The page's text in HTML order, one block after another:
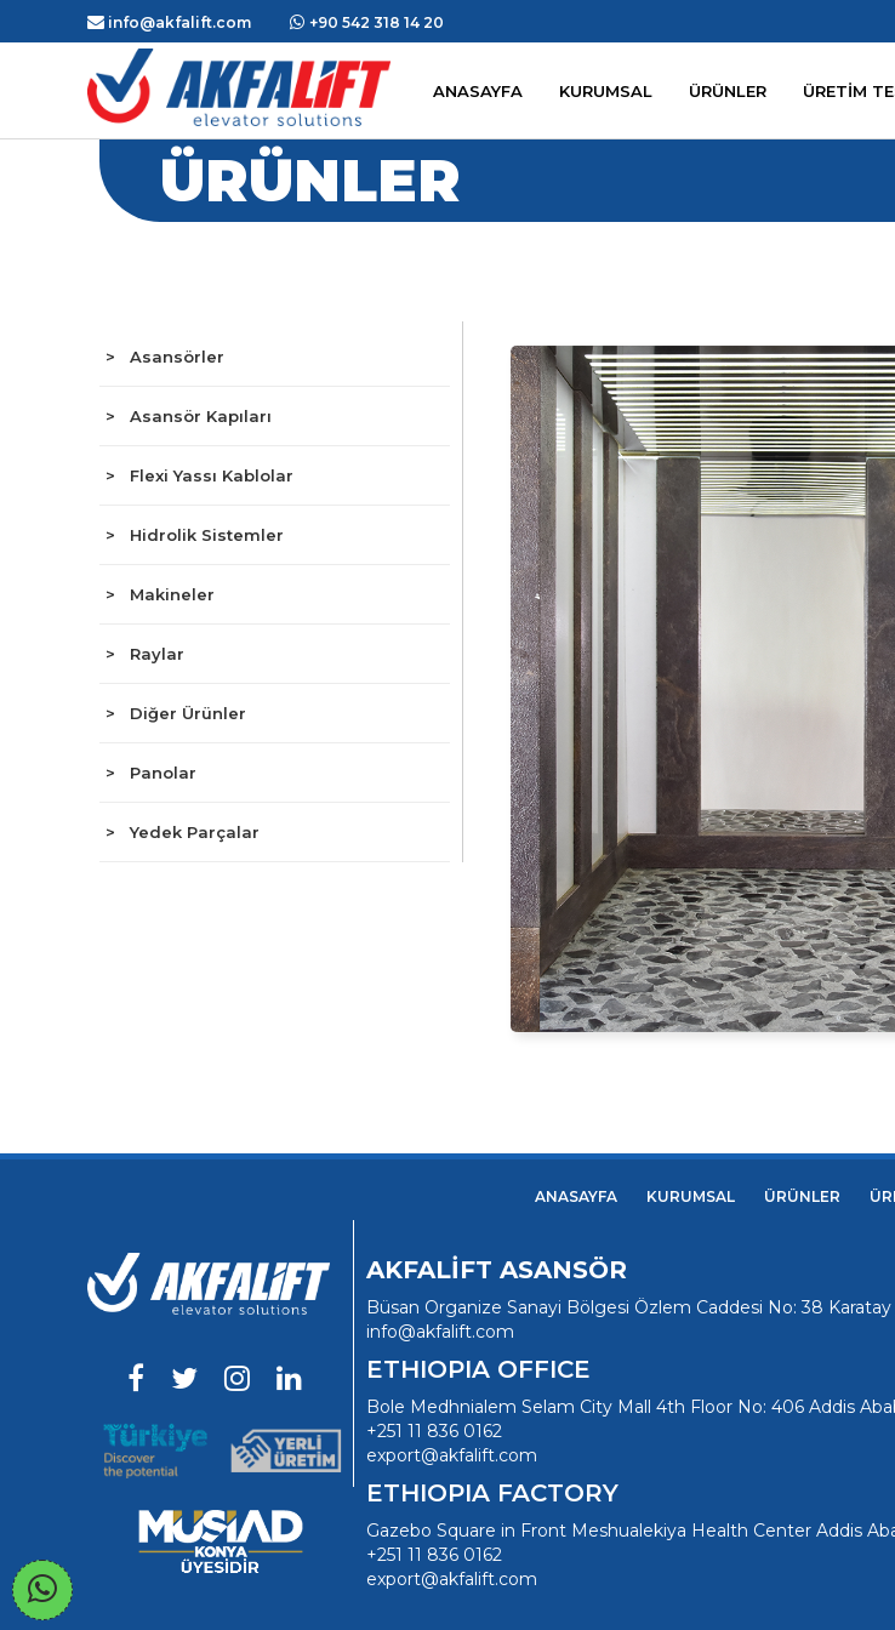
info@akfalift.com +90 542 318 14 20
ANASAYFA KURUMSAL ÜRÜNLER ÜRETİM
ÜRÜNLER
> Asansörler
> Asansör Kapıları
> Flexi Yassı Kablolar
> Hidrolik Sistemler
> Makineler
> Raylar
> Diğer Ürünler
> Panolar
> Yedek Parçalar
ANASAYFA KURUMSAL ÜRÜNLER
AKFALİFT ASANSÖR
Büsan Organize Sanayi Bölgesi Özlem Caddesi No: 38 Karatay
info@akfalift.com
ETHIOPIA OFFICE
Bole Medhnialem Selam City Mall 4th Floor No: 406 Addis
+251 11 836 0162
export@akfalift.com
ETHIOPIA FACTORY
Gazebo Square in Front Meshualekiya Health Center Addis
+251 11 836 0162
export@akfalift.com